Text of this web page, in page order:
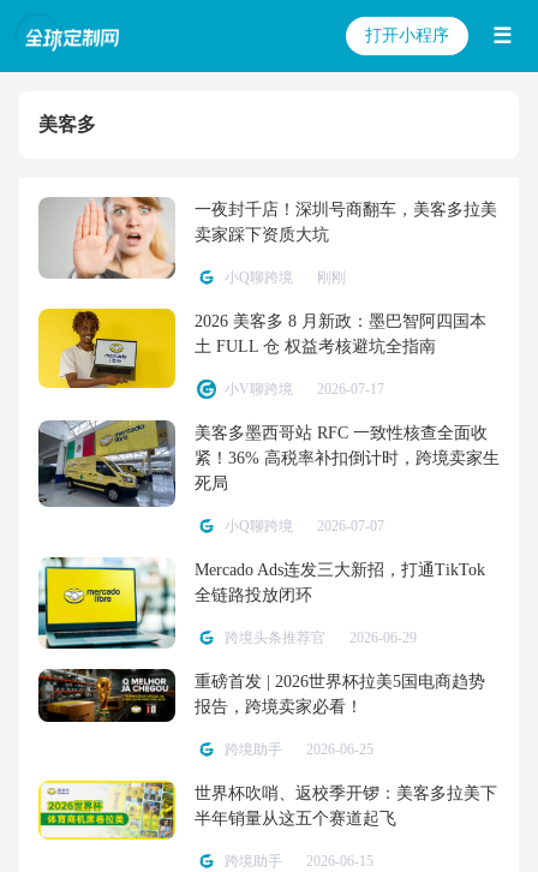
打开小程序 ☰
美客多
一夜封千店！深圳号商翻车，美客多拉美
卖家踩下资质大坑
小Q聊跨境 刚刚
2026 美客多 8 月新政：墨巴智阿四国本
土 FULL 仓 权益考核避坑全指南
小V聊跨境 2026-07-17
美客多墨西哥站 RFC 一致性核查全面收
紧！36% 高税率补扣倒计时，跨境卖家生
死局
小Q聊跨境 2026-07-07
Mercado Ads连发三大新招，打通TikTok
全链路投放闭环
跨境头条推荐官 2026-06-29
重磅首发 | 2026世界杯拉美5国电商趋势
报告，跨境卖家必看！
跨境助手 2026-06-25
世界杯吹哨、返校季开锣：美客多拉美下
半年销量从这五个赛道起飞
跨境助手 2026-06-15